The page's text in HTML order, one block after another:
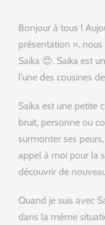
Bonjour à tous !
présentation »,
Saika 😍. Saika est
l’une des cousines
Saika est une petite
bruit, personne ou
surmonter ses
appel à moi pour la
découvrir de
Quand je suis avec
dans la même